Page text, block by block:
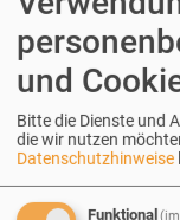
und
Bitte die Dienste und
die wir nutzen
Datenschutzhinweise
Funktional